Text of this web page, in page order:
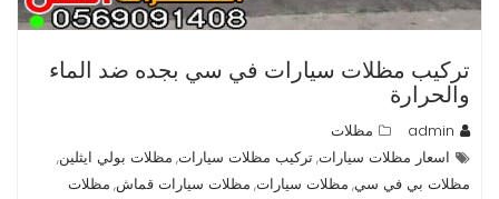
تركيب مظلات سيارات في سي بجده ضد الماء
والحرارة
admin
مظلات
اسعار مظلات سيارات,تركيب مظلات سيارات, مظلات بولي ايثلين,
مظلات بي في سي, مظلات سيارات, مظلات سيارات قماش, مظلات